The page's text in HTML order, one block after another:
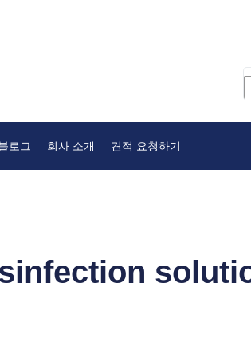
로그 회사 소개 견적 요청하기